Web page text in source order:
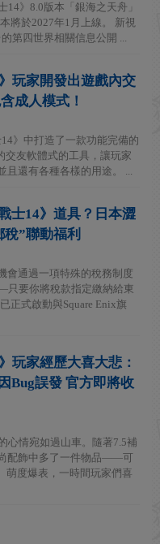
14》8.0版本「銀海之天舟」
將於2027年1月上線。 新視
第四世界相關信息公開 ...
玩家開發出遊戲內交
成人模式！
》中打造了一款功能完備的
交友軟體式的工具，讓玩家
且還有各種各樣的用途。 ...
士14》道具？日本澀
”聯動福利
會通過一項特殊的稅務制度
要你將稅款指定繳納給東
正式啟動與Square Enix旗
玩家經歷大喜大悲：
Bug誤發 官方即將收
心情宛如過山車。隨著7.5補
配飾中多了一件物品——可
萌度爆表，一時間玩家們喜